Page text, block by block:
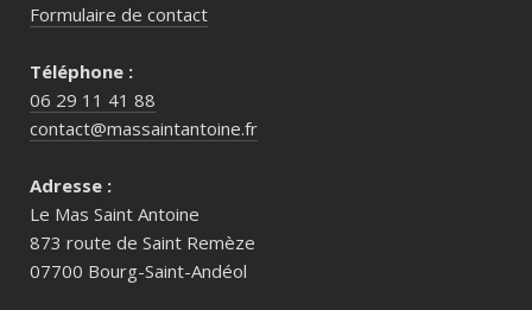
Formulaire de contact
Téléphone :
06 29 11 41 88
contact@massaintantoine.fr
Adresse :
Le Mas Saint Antoine
873 route de Saint Remèze
07700 Bourg-Saint-Andéol